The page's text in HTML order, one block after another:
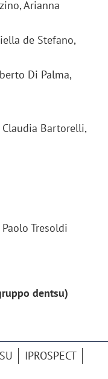
Arianna
de Stefano,
Di Palma,
Bartorelli,
Tresoldi
dentsu)
IPROSPECT